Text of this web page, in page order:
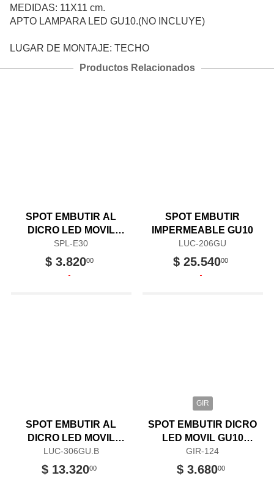
MEDIDAS: 11X11 cm.
APTO LAMPARA LED GU10.(NO INCLUYE)
LUGAR DE MONTAJE: TECHO
Productos Relacionados
SPOT EMBUTIR AL
DICRO LED MOVIL
GU10 NIQUEL
SPL-E30
$ 3.82000
SPOT EMBUTIR
IMPERMEABLE GU10
LUC-206GU
$ 25.54000
SPOT EMBUTIR AL
DICRO LED MOVIL
GU10 BLANCO
LUC-306GU.B
$ 13.32000
GIR
SPOT EMBUTIR DICRO
LED MOVIL GU10
BLANCO
GIR-124
$ 3.68000